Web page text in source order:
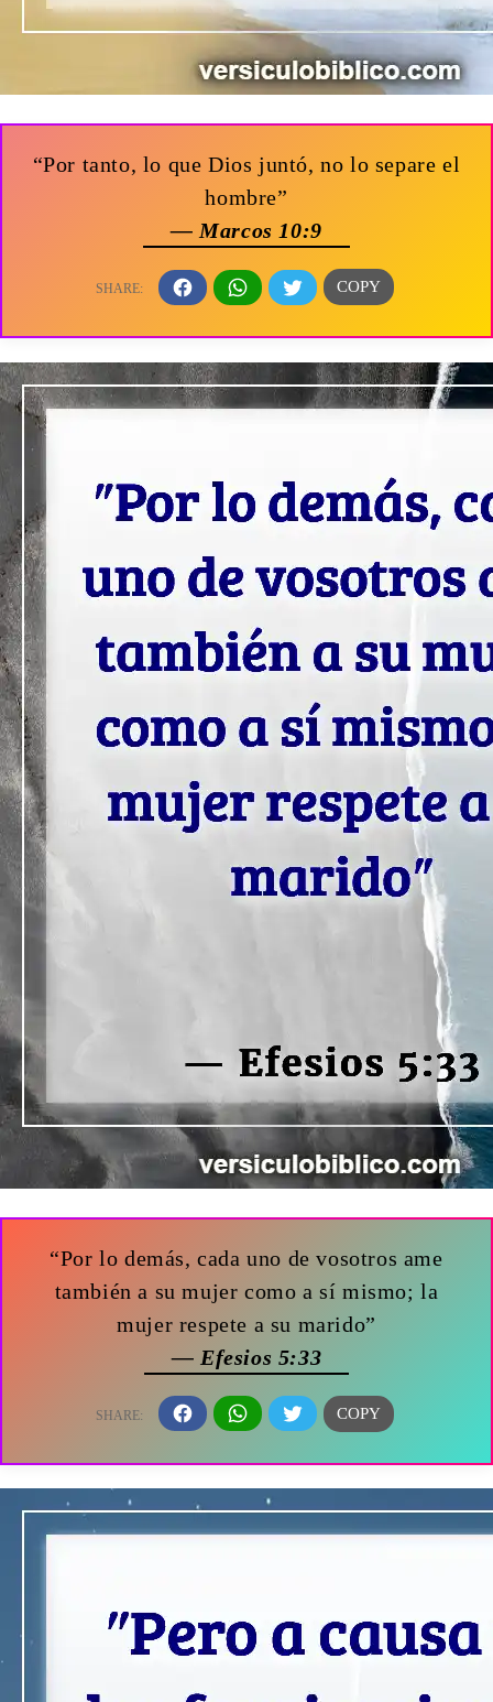
“Por tanto, lo que Dios juntó, no lo separe el
hombre”
— Marcos 10:9
“Por lo demás, cada uno de vosotros ame
también a su mujer como a sí mismo; la
mujer respete a su marido”
— Efesios 5:33